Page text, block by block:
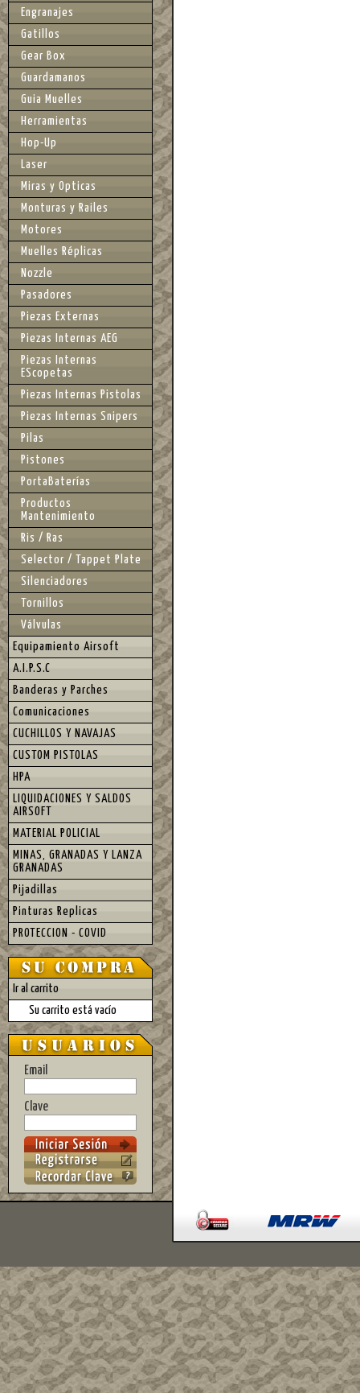
Engranajes
Gatillos
Gear Box
Guardamanos
Guia Muelles
Herramientas
Hop-Up
Laser
Miras y Opticas
Monturas y Railes
Motores
Muelles Réplicas
Nozzle
Pasadores
Piezas Externas
Piezas Internas AEG
Piezas Internas
EScopetas
Piezas Internas Pistolas
Piezas Internas Snipers
Pilas
Pistones
PortaBaterías
Productos
Mantenimiento
Ris / Ras
Selector / Tappet Plate
Silenciadores
Tornillos
Válvulas
Equipamiento Airsoft
A.I.P.S.C
Banderas y Parches
Comunicaciones
CUCHILLOS Y NAVAJAS
CUSTOM PISTOLAS
HPA
LIQUIDACIONES Y SALDOS
AIRSOFT
MATERIAL POLICIAL
MINAS, GRANADAS Y LANZA
GRANADAS
Pijadillas
Pinturas Replicas
PROTECCION - COVID
Ir al carrito
Su carrito está vacío
Email
Clave